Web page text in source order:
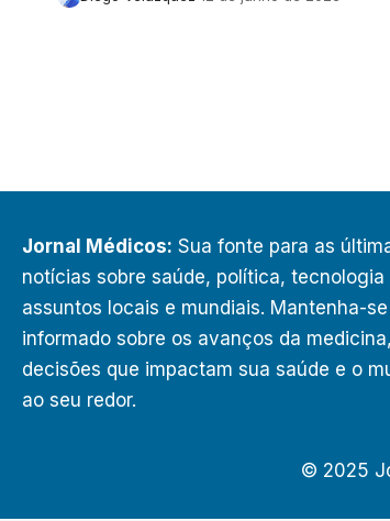
Jornal Médicos: Sua fonte para as
notícias sobre saúde, política, tecnologia
assuntos locais e mundiais. Mantenha-se
informado sobre os avanços da
decisões que impactam sua saúde e o
ao seu redor.
© 2025